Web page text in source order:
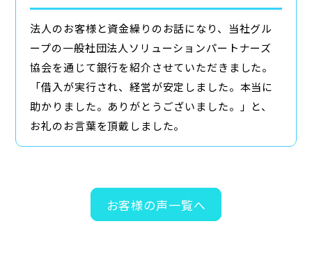
法人のお客様と資金繰りのお話になり、当社グル
ープの一般社団法人ソリューションパートナーズ
協会を通じて銀行を紹介させていただきました。
「借入が実行され、経営が安定しました。本当に
助かりました。ありがとうございました。」と、
お礼のお言葉を頂戴しました。
お客様の声一覧へ